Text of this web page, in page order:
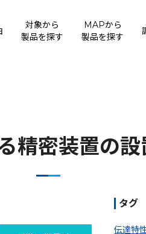
対象から
製品を探す
MAPから
製品を探す
精密装置の
タグ
伝達特